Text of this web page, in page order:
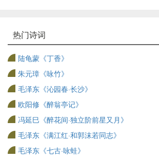
热门诗词
陆龟蒙《丁香》
朱元璋《咏竹》
毛泽东《沁园春·长沙》
欧阳修《醉翁亭记》
冯延巳《醉花间·独立阶前星又月》
毛泽东《满江红·和郭沫若同志》
毛泽东《七古·咏蛙》